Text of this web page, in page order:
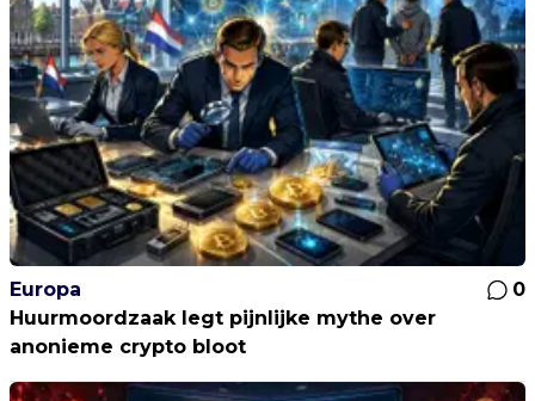
Europa
0
Huurmoordzaak legt pijnlijke mythe over
anonieme crypto bloot